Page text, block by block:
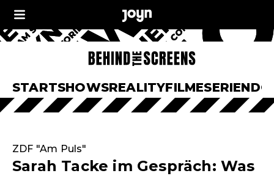
STARTSHOWSREALITYFILMESERIEN
ZDF "Am Puls"
Sarah Tacke im Gespräch: Was